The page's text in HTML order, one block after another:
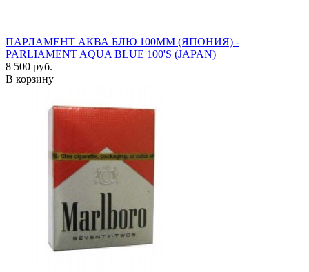
ПАРЛАМЕНТ АКВА БЛЮ 100ММ (ЯПОНИЯ) -
PARLIAMENT AQUA BLUE 100'S (JAPAN)
8 500 руб.
В корзину